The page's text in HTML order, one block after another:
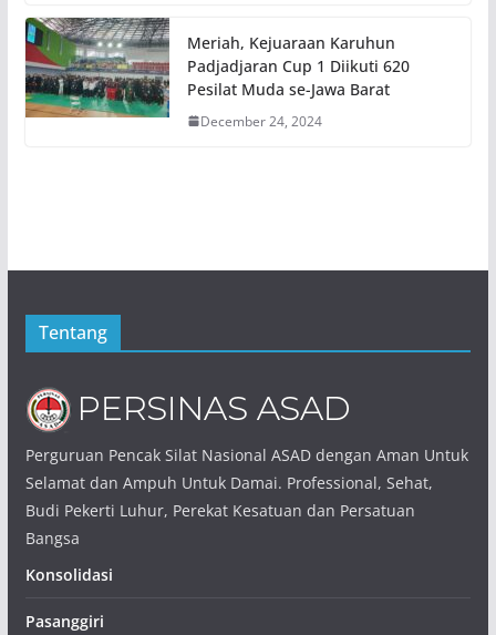
Meriah, Kejuaraan Karuhun
Padjadjaran Cup 1 Diikuti 620
Pesilat Muda se-Jawa Barat
December 24, 2024
Tentang
Perguruan Pencak Silat Nasional ASAD dengan Aman Untuk
Selamat dan Ampuh Untuk Damai. Professional, Sehat,
Budi Pekerti Luhur, Perekat Kesatuan dan Persatuan
Bangsa
Konsolidasi
Pasanggiri